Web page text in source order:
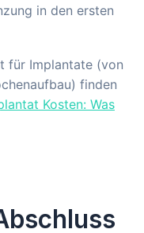
in den ersten
für Implantate (von
finden
Kosten: Was